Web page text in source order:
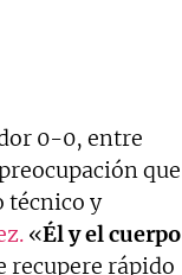
0-0, entre
que
técnico y
«Él y el cuerpo
recupere rápido